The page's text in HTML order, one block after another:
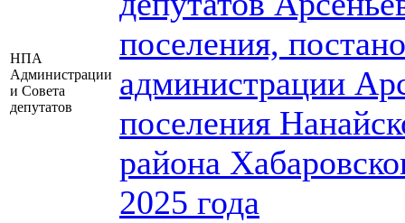
НПА
Администрации
и Совета
депутатов
поселения,
администрации
поселения
района
2025 года